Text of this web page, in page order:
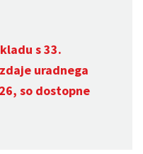
s 33.
uradnega
so dostopne